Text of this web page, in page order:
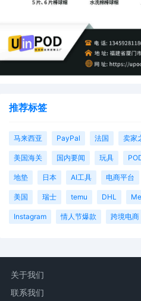
推荐标签
马来西亚 PayPal 法国 卖家
美国海关 国内要闻 玩具
地垫 日本 AI工具 电商平台
美国 瑞士 temu DHL
Instagram 情人节爆款 跨境电商
关于我们
联系我们